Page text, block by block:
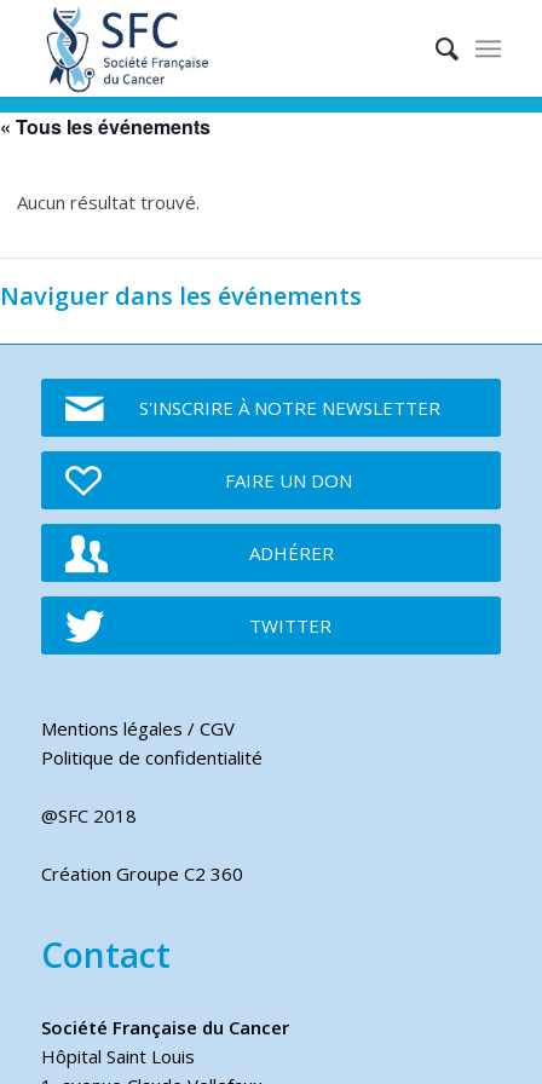
« Tous les événements
Aucun résultat trouvé.
Naviguer dans les événements
S'INSCRIRE À NOTRE NEWSLETTER
FAIRE UN DON
ADHÉRER
TWITTER
Mentions légales / CGV
Politique de confidentialité
@SFC 2018
Création Groupe C2 360
Contact
Société Française du Cancer
Hôpital Saint Louis